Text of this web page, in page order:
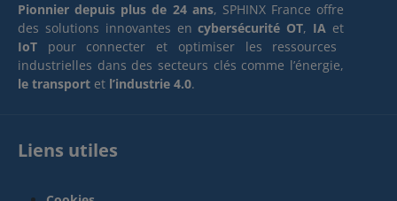
Pionnier depuis plus de 24 ans, SPHINX France offre
des solutions innovantes encybersécurité OT, IA et
IoT pour connecter et optimiser les ressources
industrielles dans des secteurs clés comme l’énergie,
le transport et l’industrie 4.0.
Liens utiles